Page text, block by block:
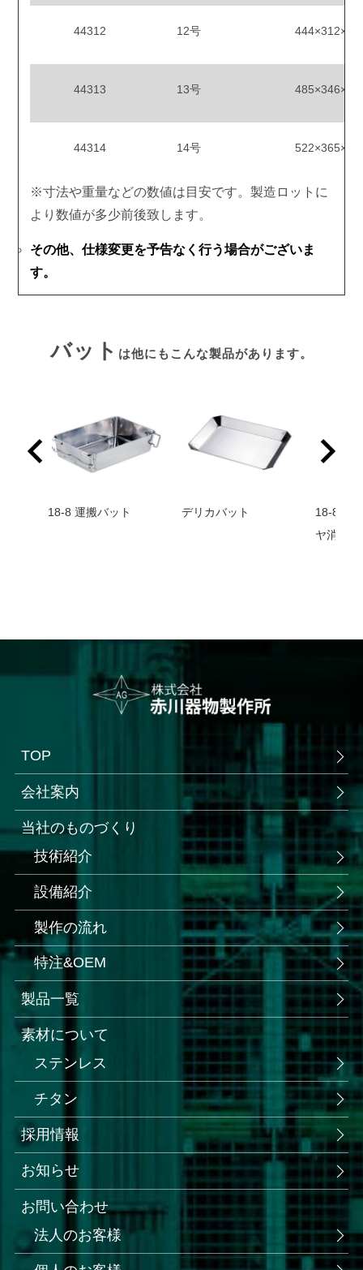
44312 12号 444×312×12
44313 13号 485×346×12
44314 14号 522×365×12
※寸法や重量などの数値は目安です。製造ロットに
より数値が多少前後致します。
その他、仕様変更を予告なく行う場合がございま
す。
バット は他にもこんな製品があります。
18-8 運搬バット デリカバット
18-8 角
ヤ消し仕
TOP
会社案内
当社のものづくり
技術紹介
設備紹介
製作の流れ
特注&OEM
製品一覧
素材について
ステンレス
チタン
採用情報
お知らせ
お問い合わせ
法人のお客様